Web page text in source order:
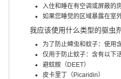
入住和睡在有空调或屏蔽的
如果您睡觉的区域暴露在室
我应该使用什么类型的驱虫
为了防止蜱虫和蚊子：使用
仅用于防止蚊子：含有以下
避蚊胺（DEET）
皮卡里丁（Picaridin）